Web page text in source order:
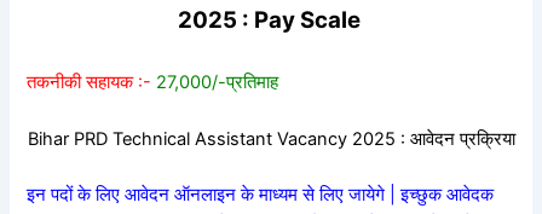
2025 : Pay Scale
तकनीकी सहायक :- 27,000/-प्रतिमाह
Bihar PRD Technical Assistant Vacancy 2025 : आवेदन प्रक्रिया
इन पदों के लिए आवेदन ऑनलाइन के माध्यम से लिए जायेगे | इच्छुक आवेदक